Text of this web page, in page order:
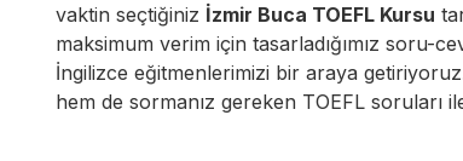
vaktin seçtiğiniz İzmir Buca TOEFL Kursu
maksimum verim için tasarladığımız soru-
İngilizce eğitmenlerimizi bir araya
hem de sormanız gereken TOEFL soruları